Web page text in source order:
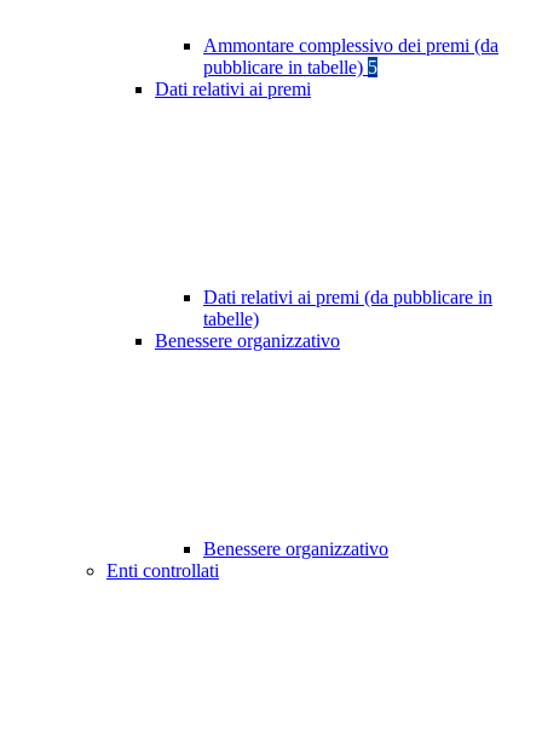
Ammontare complessivo dei premi (da
pubblicare in tabelle) 5
Dati relativi ai premi
Dati relativi ai premi (da pubblicare in
tabelle)
Benessere organizzativo
Benessere organizzativo
Enti controllati